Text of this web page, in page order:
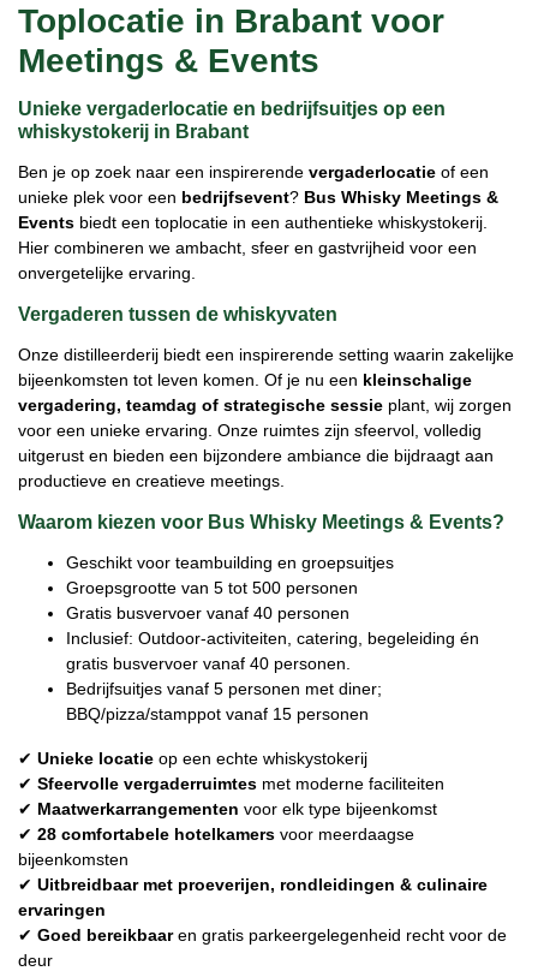
Toplocatie in Brabant voor
Meetings & Events
Unieke vergaderlocatie en bedrijfsuitjes op een
whiskystokerij in Brabant
Ben je op zoek naar een inspirerende vergaderlocatie of een
unieke plek voor een bedrijfsevent? Bus Whisky Meetings &
Events biedt een toplocatie in een authentieke whiskystokerij.
Hier combineren we ambacht, sfeer en gastvrijheid voor een
onvergetelijke ervaring.
Vergaderen tussen de whiskyvaten
Onze distilleerderij biedt een inspirerende setting waarin zakelijke
bijeenkomsten tot leven komen. Of je nu een kleinschalige
vergadering, teamdag of strategische sessie plant, wij zorgen
voor een unieke ervaring. Onze ruimtes zijn sfeervol, volledig
uitgerust en bieden een bijzondere ambiance die bijdraagt aan
productieve en creatieve meetings.
Waarom kiezen voor Bus Whisky Meetings & Events?
Geschikt voor teambuilding en groepsuitjes
Groepsgrootte van 5 tot 500 personen
Gratis busvervoer vanaf 40 personen
Inclusief: Outdoor-activiteiten, catering, begeleiding én
gratis busvervoer vanaf 40 personen.
Bedrijfsuitjes vanaf 5 personen met diner;
BBQ/pizza/stamppot vanaf 15 personen
✔ Unieke locatie op een echte whiskystokerij
✔ Sfeervolle vergaderruimtes met moderne faciliteiten
✔ Maatwerkarrangementen voor elk type bijeenkomst
✔ 28 comfortabele hotelkamers voor meerdaagse
bijeenkomsten
✔ Uitbreidbaar met proeverijen, rondleidingen & culinaire
ervaringen
✔ Goed bereikbaaren gratis parkeergelegenheid recht voor de
deur